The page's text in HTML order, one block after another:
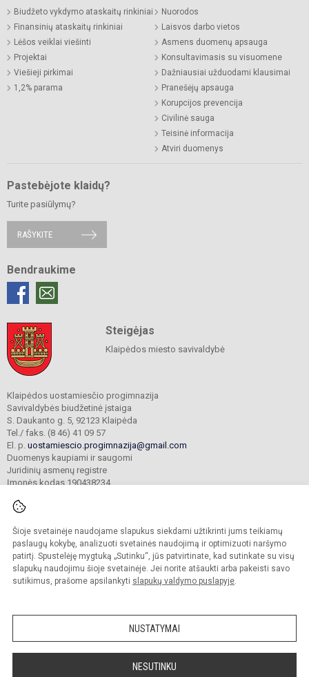
Šioje svetainėje naudojame slapukus siekdami užtikrinti jums teikiamų
paslaugų kokybę, analizuoti svetainės naudojimą ir optimizuoti naršymo
patirtį. Spustelėję mygtuką „Sutinku“, jūs patvirtinate, kad sutinkate su visų
slapukų naudojimu šioje svetainėje. Jei norite atšaukti arba pakeisti savo
sutikimus, prašome apsilankyti slapukų valdymo puslapyje.
NUSTATYMAI
NESUTINKU
Biudžeto vykdymo ataskaitų rinkiniai
Finansinių ataskaitų rinkiniai
Lėšos veiklai viešinti
Projektai
Viešieji pirkimai
1,2% parama
Nuorodos
Laisvos darbo vietos
Asmens duomenų apsauga
Konsultavimasis su visuomene
Dažniausiai užduodami klausimai
Pranešėjų apsauga
Korupcijos prevencija
Civilinė sauga
Teisinė informacija
Atviri duomenys
Pastebėjote klaidų?
Turite pasiūlymų?
RAŠYKITE
Bendraukime
Steigėjas
Klaipėdos miesto savivaldybė
Klaipėdos uostamiesčio progimnazija
Savivaldybės biudžetinė įstaiga
S. Daukanto g. 5, 92123 Klaipėda
Tel./ faks. (8 46) 41 09 57
El. p. uostamiescio.progimnazija@gmail.com
Duomenys kaupiami ir saugomi
Juridinių asmenų registre
Įmonės kodas 190438234
© 2023. Klaipėdos uostamiesčio progimnazija. Visos teisės saugomos.
Kopijuoti turinį be raštiško gimnazijos sutikimo griežtai draudžiama.
Prieinamumo paraiška Slapukų valdymas
Sumanus būdas atnaujinti